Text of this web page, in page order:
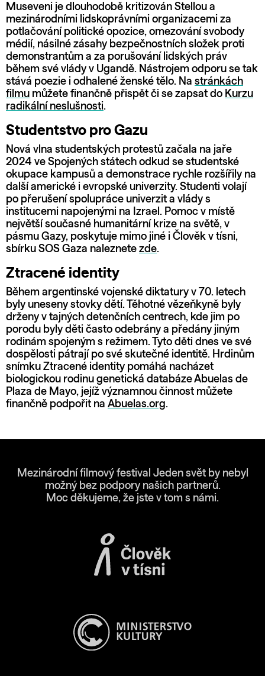
Museveni je dlouhodobě kritizován Stellou a
mezinárodními lidskoprávními organizacemi za
potlačování politické opozice, omezování svobody
médií, násilné zásahy bezpečnostních složek proti
demonstrantům a za porušování lidských práv
během své vlády v Ugandě. Nástrojem odporu se tak
stává poezie i odhalené ženské tělo. Na stránkách
filmu můžete finančně přispět či se zapsat do Kurzu
radikální neslušnosti.
Studentstvo pro Gazu
Nová vlna studentských protestů začala na jaře
2024 ve Spojených státech odkud se studentské
okupace kampusů a demonstrace rychle rozšířily na
další americké i evropské univerzity. Studenti volají
po přerušení spolupráce univerzit a vlády s
institucemi napojenými na Izrael. Pomoc v místě
největší současné humanitární krize na světě, v
pásmu Gazy, poskytuje mimo jiné i Člověk v tísni,
sbírku SOS Gaza naleznete zde.
Ztracené identity
Během argentinské vojenské diktatury v 70. letech
byly uneseny stovky dětí. Těhotné vězeňkyně byly
drženy v tajných detenčních centrech, kde jim po
porodu byly děti často odebrány a předány jiným
rodinám spojeným s režimem. Tyto děti dnes ve své
dospělosti pátrají po své skutečné identitě. Hrdinům
snímku Ztracené identity pomáhá nacházet
biologickou rodinu genetická databáze Abuelas de
Plaza de Mayo, jejíž významnou činnost můžete
finančně podpořit na Abuelas.org.
Mezinárodní filmový festival Jeden svět by nebyl
možný bez podpory našich partnerů.
Moc děkujeme, že jste v tom s námi.